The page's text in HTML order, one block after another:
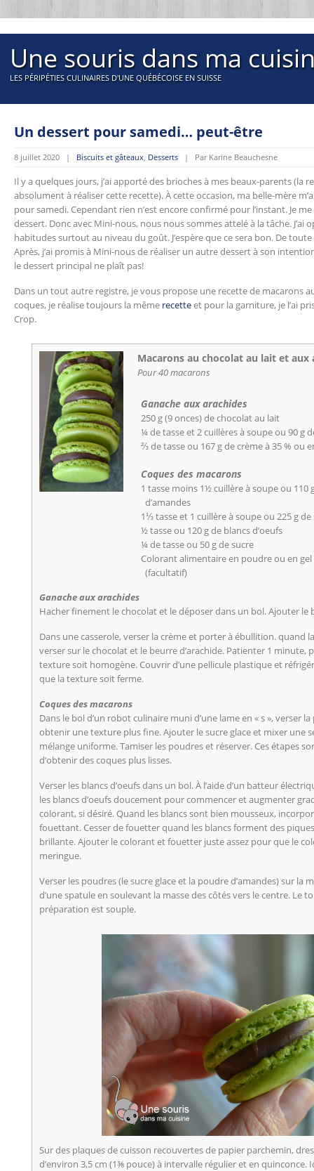
Une souris dans ma
LES PÉRIPÉTIES CULINAIRES D'UNE QUÉBÉCOISE EN SUISSE
Un dessert pour samedi… peut-être
8 juillet 2020 | Biscuits et gâteaux, Desserts | Par Karine Beauchesne
Il y a quelques jours, j’ai apporté des brioches à mes beaux-parents (la
absolument à réaliser cette recette). À cette occasion, ma belle-mère
pour samedi. Cependant rien n’est encore confirmé pour l’instant. Je
dessert. Donc avec Mini-nous, nous nous sommes attelé à la tâche.
habitudes surtout au niveau du goût. J’espère que ce sera bon. De
Après, j’ai promis à Mini-nous de réaliser un autre dessert à son
le dessert principal ne plaît pas!
Dans un tout autre registre, je vous propose une recette de macarons
coques, je réalise toujours la même recetteet pour la garniture, je l’ai
Crop.
Macarons au chocolat au lait et aux
Pour 40 macarons
Ganache aux arachides
250 g (9 onces) de chocolat au lait
¼ de tasse et 2 cuillères à soupe ou 90 g
⅔ de tasse ou 167 g de crème à 35 % ou
Coques des macarons
1 tasse moins 1½ cuillère à soupe ou 110
d’amandes
1⅓ tasse et 1 cuillère à soupe ou 225 g de
½ tasse ou 120 g de blancs d’oeufs
¼ de tasse ou 50 g de sucre
Colorant alimentaire en poudre ou en
(facultatif)
Ganache aux arachides
Hacher finement le chocolat et le déposer dans un bol. Ajouter le
Dans une casserole, verser la crème et porter à ébullition. quand
verser sur le chocolat et le beurre d’arachide. Patienter 1 minute,
texture soit homogène. Couvrir d’une pellicule plastique et
que la texture soit ferme.
Coques des macarons
Dans le bol d’un robot culinaire muni d’une lame en « s », verser
obtenir une texture plus fine. Ajouter le sucre glace et mixer une
mélange uniforme. Tamiser les poudres et réserver. Ces étapes
d’obtenir des coques plus lisses.
Verser les blancs d’oeufs dans un bol. À l’aide d’un batteur
les blancs d’oeufs doucement pour commencer et augmenter
colorant, si désiré. Quand les blancs sont bien mousseux,
fouettant. Cesser de fouetter quand les blancs forment des
brillante. Ajouter le colorant et fouetter juste assez pour que le
meringue.
Verser les poudres (le sucre glace et la poudre d’amandes) sur la
d’une spatule en soulevant la masse des côtés vers le centre. Le
préparation est souple.
Sur des plaques de cuisson recouvertes de papier parchemin,
d’environ 3,5 cm (1⅜ pouce) à intervalle régulier et en quinconce.